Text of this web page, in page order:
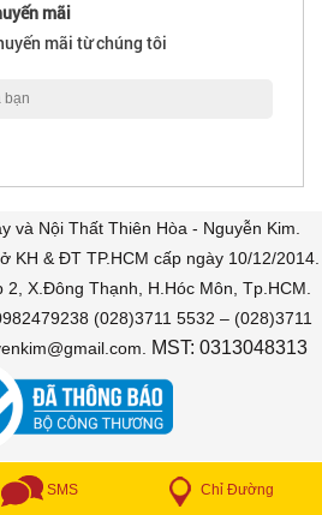
mãi
mãi từ chúng tôi
và Nội Thất Thiên Hòa - Nguyễn Kim.
KH & ĐT TP.HCM cấp ngày 10/12/2014.
X.Đông Thạnh, H.Hóc Môn, Tp.HCM.
(028)3711 5532 – (028)3711
MST: 0313048313
Bán trả góp. All Rights Reserved
SMS Chỉ Đường